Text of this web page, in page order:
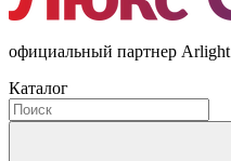
официальный партнер Arlight
Каталог